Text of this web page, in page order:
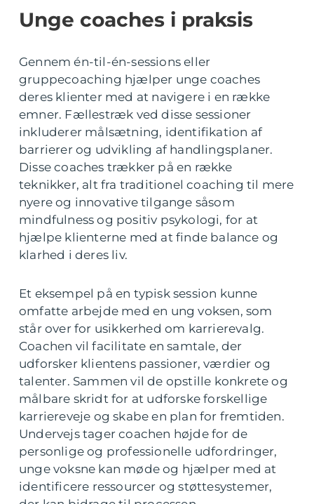
Unge coaches i praksis
Gennem én-til-én-sessions eller
gruppecoaching hjælper unge coaches
deres klienter med at navigere i en række
emner. Fællestræk ved disse sessioner
inkluderer målsætning, identifikation af
barrierer og udvikling af handlingsplaner.
Disse coaches trækker på en række
teknikker, alt fra traditionel coaching til mere
nyere og innovative tilgange såsom
mindfulness og positiv psykologi, for at
hjælpe klienterne med at finde balance og
klarhed i deres liv.
Et eksempel på en typisk session kunne
omfatte arbejde med en ung voksen, som
står over for usikkerhed om karrierevalg.
Coachen vil facilitate en samtale, der
udforsker klientens passioner, værdier og
talenter. Sammen vil de opstille konkrete og
målbare skridt for at udforske forskellige
karriereveje og skabe en plan for fremtiden.
Undervejs tager coachen højde for de
personlige og professionelle udfordringer,
unge voksne kan møde og hjælper med at
identificere ressourcer og støttesystemer,